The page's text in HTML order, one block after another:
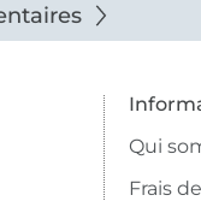
Qui
Frais